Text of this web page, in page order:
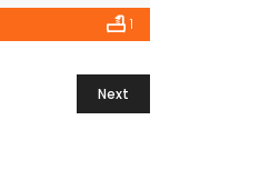
1
Next